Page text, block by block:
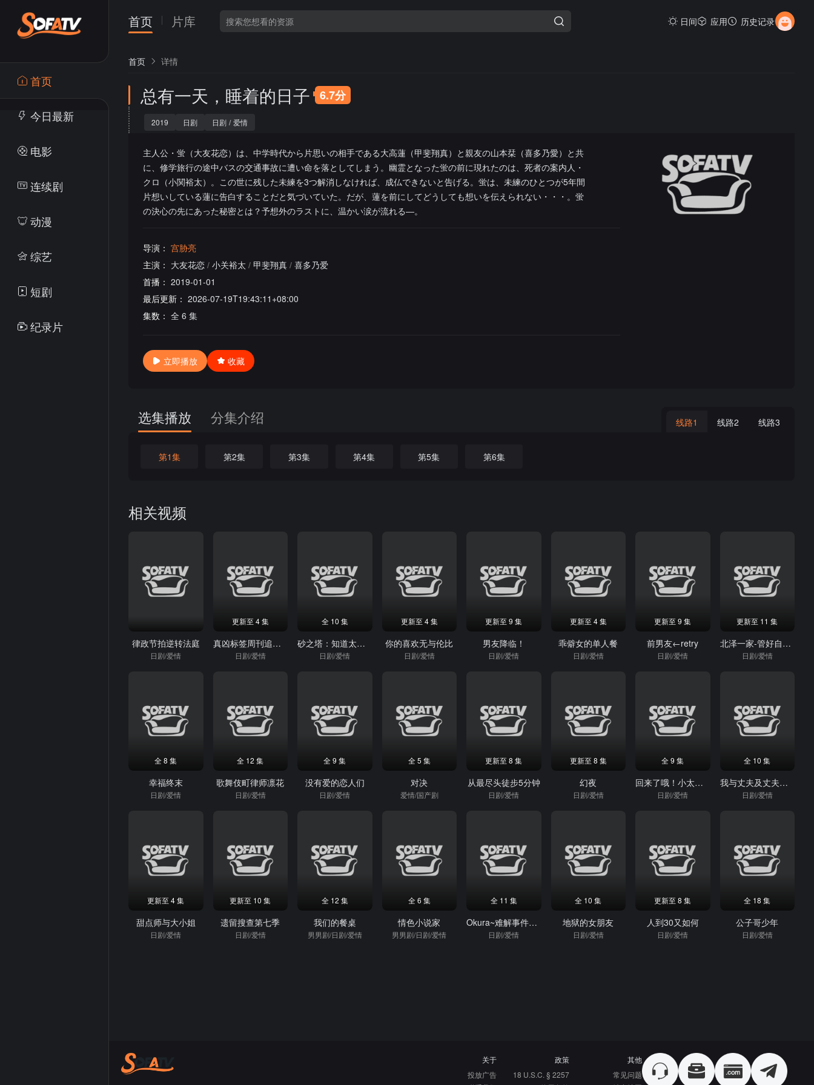
首页
今日最新
电影
连续剧
动漫
综艺
短剧
纪录片
首页 片库 日间 应用 历史记录
首页 详情
总有一天，睡着的日子 6.7分
2019 日剧 日剧 / 爱情
主人公・蛍（大友花恋）は、中学時代から片思いの相手である大高蓮（甲斐翔真）と親友の山本栞（喜多乃愛）と共
に、修学旅行の途中バスの交通事故に遭い命を落としてしまう。幽霊となった蛍の前に現れたのは、死者の案内人・
クロ（小関裕太）。この世に残した未練を3つ解消しなければ、成仏できないと告げる。蛍は、未練のひとつが5年間
片想いしている蓮に告白することだと気づいていた。だが、蓮を前にしてどうしても想いを伝えられない・・・。蛍
の決心の先にあった秘密とは？予想外のラストに、温かい涙が流れる―。
导演： 宫胁亮
主演： 大友花恋 / 小关裕太 / 甲斐翔真 / 喜多乃爱
首播： 2019-01-01
最后更新： 2026-07-19T19:43:11+08:00
集数： 全 6 集
立即播放 收藏
选集播放 分集介绍 线路1 线路2 线路3
第1集 第2集 第3集 第4集 第5集 第6集
相关视频
律政节拍逆转法庭
日剧/爱情
更新至 4 集
真凶标签周刊追求之人物档案
日剧/爱情
全 10 集
砂之塔：知道太多事情的邻居
日剧/爱情
更新至 4 集
你的喜欢无与伦比
日剧/爱情
更新至 9 集
男友降临！
日剧/爱情
更新至 4 集
乖僻女的单人餐
日剧/爱情
更新至 9 集
前男友←retry
日剧/爱情
更新至 11 集
北泽一家-管好自家事-
日剧/爱情
全 8 集
幸福终末
日剧/爱情
全 12 集
歌舞伎町律师凛花
日剧/爱情
全 9 集
没有爱的恋人们
日剧/爱情
全 5 集
对决
爱情/国产剧
更新至 8 集
从最尽头徒步5分钟
日剧/爱情
更新至 8 集
幻夜
日剧/爱情
全 9 集
回来了哦！小太郎一个人生活
日剧/爱情
全 10 集
我与丈夫及丈夫的男友
日剧/爱情
更新至 4 集
甜点师与大小姐
日剧/爱情
更新至 10 集
遗留搜查第七季
日剧/爱情
全 12 集
我们的餐桌
男男剧/日剧/爱情
全 6 集
情色小说家
男男剧/日剧/爱情
全 11 集
Okura~难解事件搜查~
日剧/爱情
全 10 集
地狱的女朋友
日剧/爱情
更新至 8 集
人到30又如何
日剧/爱情
全 18 集
公子哥少年
日剧/爱情
关于
投放广告
政策
18 U.S.C. § 2257
其他
常见问题